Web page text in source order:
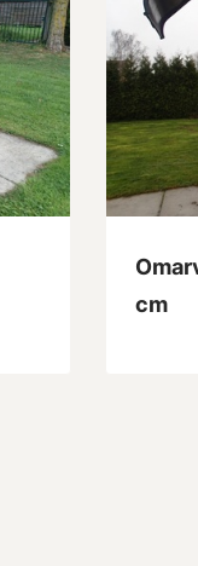
cm